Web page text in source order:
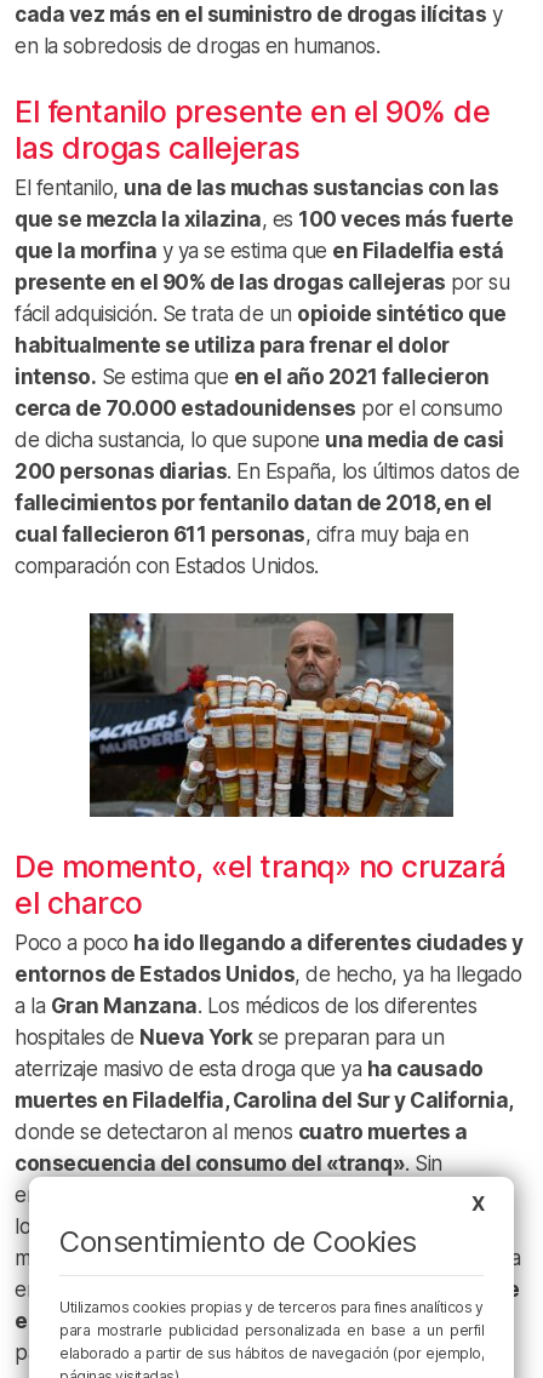
cada vez más en el suministro de drogas ilícitas y
en la sobredosis de drogas en humanos.
El fentanilo presente en el 90% de
las drogas callejeras
El fentanilo, una de las muchas sustancias con las
que se mezcla la xilazina, es 100 veces más fuerte
que la morfina y ya se estima que en Filadelfia está
presente en el 90% de las drogas callejeras por su
fácil adquisición. Se trata de un opioide sintético que
habitualmente se utiliza para frenar el dolor
intenso. Se estima que en el año 2021 fallecieron
cerca de 70.000 estadounidenses por el consumo
de dicha sustancia, lo que supone una media de casi
200 personas diarias. En España, los últimos datos de
fallecimientos por fentanilo datan de 2018, en el
cual fallecieron 611 personas, cifra muy baja en
comparación con Estados Unidos.
De momento, «el tranq» no cruzará
el charco
Poco a poco ha ido llegando a diferentes ciudades y
entornos de Estados Unidos, de hecho, ya ha llegado
a la Gran Manzana. Los médicos de los diferentes
hospitales de Nueva Yorkse preparan para un
aterrizaje masivo de esta droga que ya ha causado
muertes en Filadelfia, Carolina del Sur y California,
donde se detectaron al menos cuatro muertes a
consecuencia del consumo del «tranq». Sin
embargo, su expansión no está siendo tan rápida como
lo fue la de otras drogas en su momento. Hasta el
momento no se ha advertido la presencia de esta droga
en ningún país europeo y ante las
serias medidas que
está tomando el Gobierno de Estados Unidos
parece complicado que en algún momento llegue a
X
Consentimiento de Cookies
Utilizamos cookies propias y de terceros para fines analíticos y
para mostrarle publicidad personalizada en base a un perfil
elaborado a partir de sus hábitos de navegación (por ejemplo,